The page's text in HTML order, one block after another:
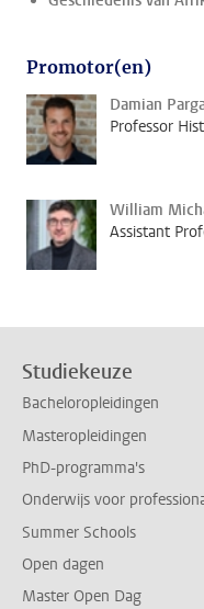
Promotor(en)
Damian
Professor
William
Assistant
Studiekeuze
Bacheloropleidingen
Masteropleidingen
PhD-programma's
Onderwijs voor
Summer Schools
Open dagen
Master Open Dag